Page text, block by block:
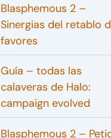
Blasphemous 2 –
Sinergias del retablo
favores
Guía – todas las
calaveras de Halo:
campaign evolved
Blasphemous 2 –